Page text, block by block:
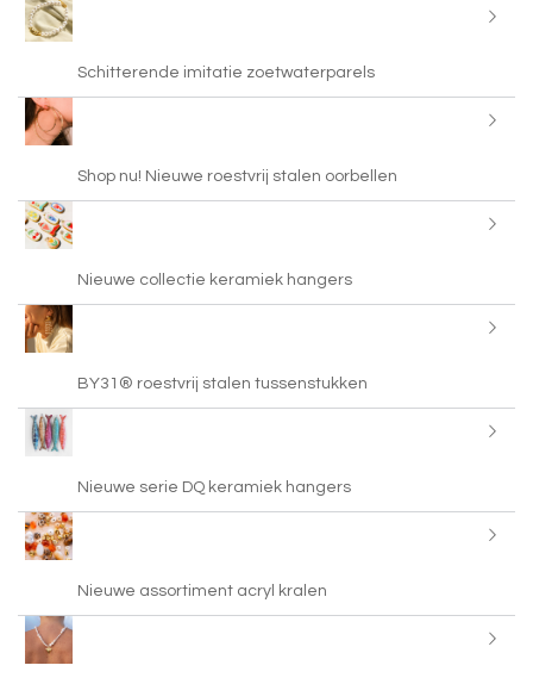
Schitterende imitatie zoetwaterparels
Shop nu! Nieuwe roestvrij stalen oorbellen
Nieuwe collectie keramiek hangers
BY31® roestvrij stalen tussenstukken
Nieuwe serie DQ keramiek hangers
Nieuwe assortiment acryl kralen